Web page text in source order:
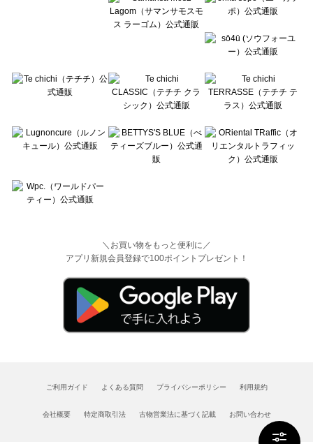
＼お買い物をもっと便利に／
アプリ新規会員登録で100ポイントプレゼント！
ご利用ガイド よくある質問 プライバシーポリシー 利用規約
会社概要 特定商取引法 古物営業法に基づく記載 お問い合わせ